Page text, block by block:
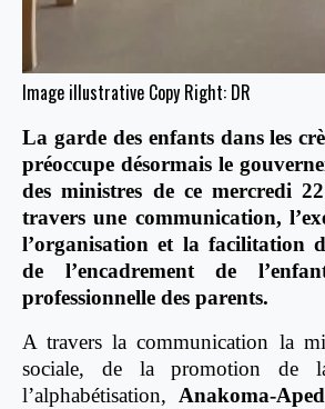
Image illustrative Copy Right: DR
La garde des enfants dans les
préoccupe désormais le
des ministres de ce mercredi
travers une communication,
l’organisation et la facilitation
de l’encadrement de
professionnelle des parents.
A travers la communication la
sociale, de la promotion de
l’alphabétisation, Anakoma-